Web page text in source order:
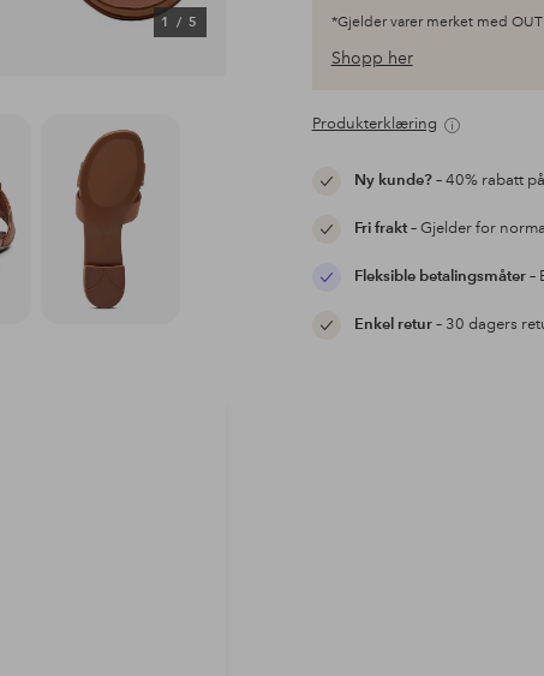
1/ 5 *Gjelder varer merket med
Shopp her
Produkterklæring
Ny kunde?– 40% rabatt
Fri frakt– Gjelder for
Fleksible betalingsmåter–
Enkel retur– 30 dagers